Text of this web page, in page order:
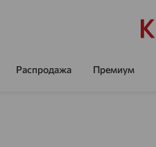
Распродажа Премиум